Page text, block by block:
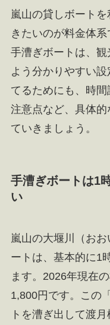
嵐山の貸しボート
きたいのが料金体
手漕ぎボートは、
よう分かりやすい
てるためにも、時
注意点など、具体
ていきましょう。
手漕ぎボートは1
い
嵐山の大堰川（お
ートは、基本的に1
ます。2026年現在
1,800円です。この
トを漕ぎ出して渡